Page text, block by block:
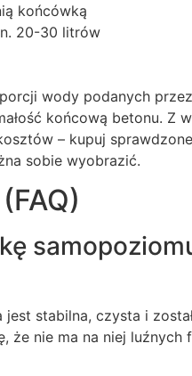
końcówką
20-30 litrów
wody podanych
końcową betonu. Z
– kupuj
sobie wyobrazić.
stabilna, czysta i
że nie ma na niej luźnych